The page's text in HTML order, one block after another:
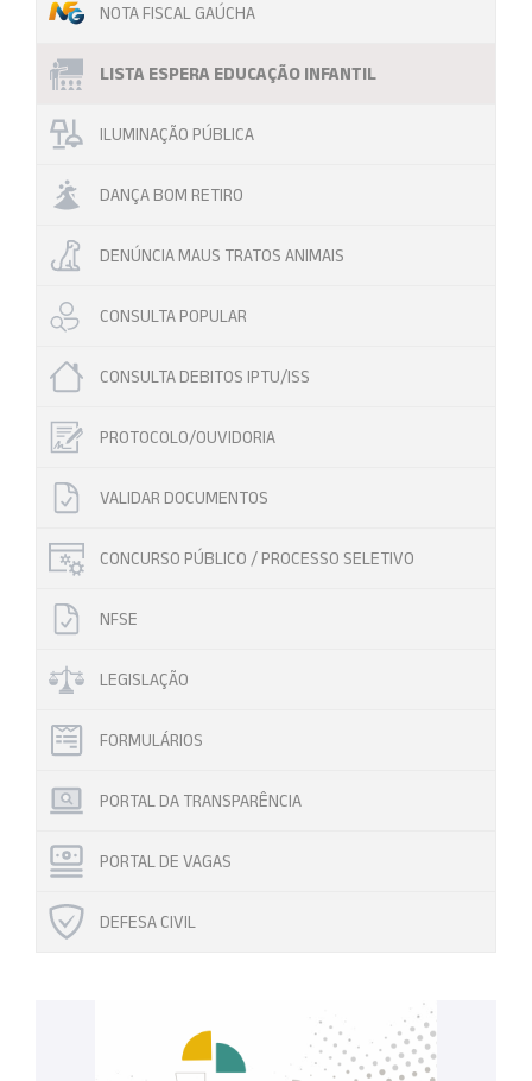
NOTA FISCAL GAÚCHA
LISTA ESPERA EDUCAÇÃO INFANTIL
ILUMINAÇÃO PÚBLICA
DANÇA BOM RETIRO
DENÚNCIA MAUS TRATOS ANIMAIS
CONSULTA POPULAR
CONSULTA DEBITOS IPTU/ISS
PROTOCOLO/OUVIDORIA
VALIDAR DOCUMENTOS
CONCURSO PÚBLICO / PROCESSO SELETIVO
NFSE
LEGISLAÇÃO
FORMULÁRIOS
PORTAL DA TRANSPARÊNCIA
PORTAL DE VAGAS
DEFESA CIVIL